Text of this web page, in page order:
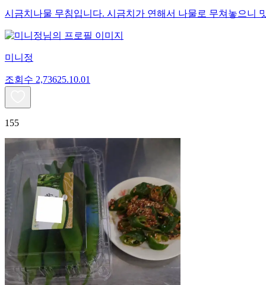
시금치나물 무침입니다. 시금치가 연해서 나물로 무쳐놓으니
미니정
조회수 2,73625.10.01
155